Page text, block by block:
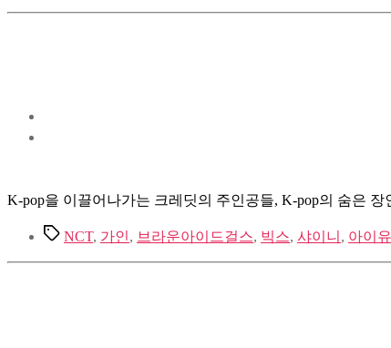
K-pop을 이끌어나가는 크레딧의 주인공들, K-pop의 숨은
TagsNCT, 가인, 브라운아이드걸스, 빅스, 샤이니 , 아이유